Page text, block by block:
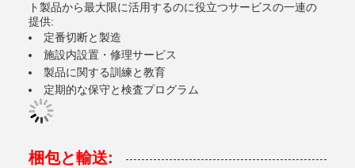
ト製品から最大限に活用するのに役立つサービスの一連の
提供:
定番切断と製造
施設内設置・修理サービス
製品に関する訓練と教育
定期的な保守と検査プログラム
梱包と輸送: